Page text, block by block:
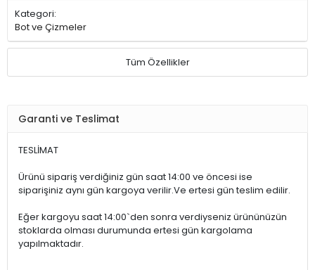
Kategori:
Bot ve Çizmeler
Tüm Özellikler
Garanti ve Teslimat
TESLİMAT
Ürünü sipariş verdiğiniz gün saat 14:00 ve öncesi ise
siparişiniz aynı gün kargoya verilir.Ve ertesi gün teslim edilir.
Eğer kargoyu saat 14:00`den sonra verdiyseniz ürününüzün
stoklarda olması durumunda ertesi gün kargolama
yapılmaktadır.